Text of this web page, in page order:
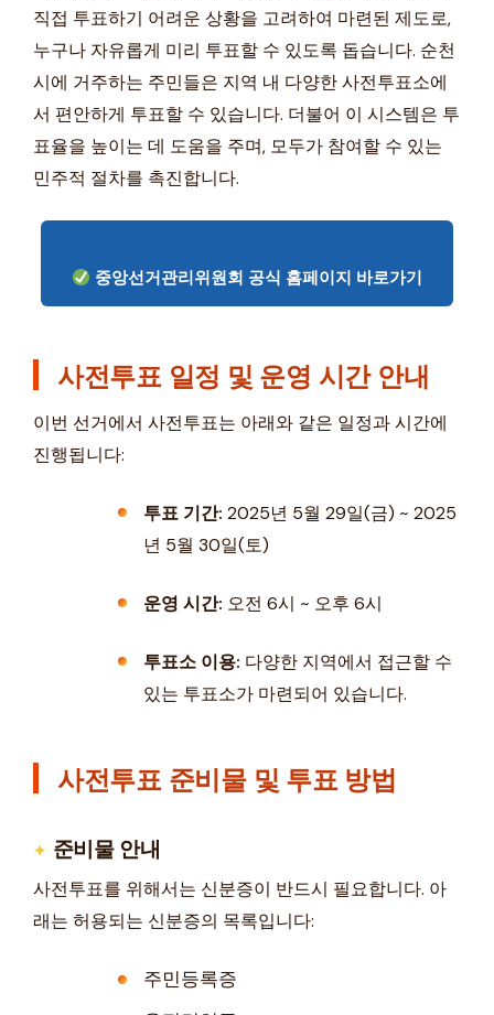
직접 투표하기 어려운 상황을 고려하여 마련된 제도로,
누구나 자유롭게 미리 투표할 수 있도록 돕습니다. 순천
시에 거주하는 주민들은 지역 내 다양한 사전투표소에
서 편안하게 투표할 수 있습니다. 더불어 이 시스템은 투
표율을 높이는 데 도움을 주며, 모두가 참여할 수 있는
민주적 절차를 촉진합니다.
중앙선거관리위원회 공식 홈페이지 바로가기
사전투표 일정 및 운영 시간 안내
이번 선거에서 사전투표는 아래와 같은 일정과 시간에
진행됩니다:
투표 기간: 2025년 5월 29일(금) ~ 2025
년 5월 30일(토)
운영 시간: 오전 6시 ~ 오후 6시
투표소 이용: 다양한 지역에서 접근할 수
있는 투표소가 마련되어 있습니다.
사전투표 준비물 및 투표 방법
준비물 안내
사전투표를 위해서는 신분증이 반드시 필요합니다. 아
래는 허용되는 신분증의 목록입니다:
주민등록증